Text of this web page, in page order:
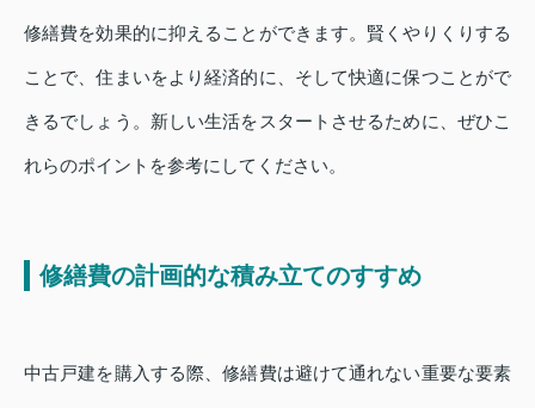
修繕費を効果的に抑えることができます。賢くやりくりする
ことで、住まいをより経済的に、そして快適に保つことがで
きるでしょう。新しい生活をスタートさせるために、ぜひこ
れらのポイントを参考にしてください。
修繕費の計画的な積み立てのすすめ
中古戸建を購入する際、修繕費は避けて通れない重要な要素